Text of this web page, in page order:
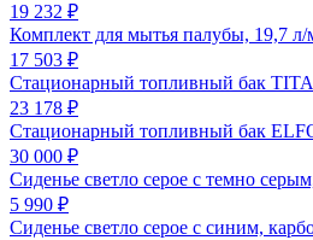
19 232 ₽
Комплект для мытья палубы, 19,7 л/
17 503 ₽
Стационарный топливный бак
23 178 ₽
Стационарный топливный бак
30 000 ₽
Сиденье светло серое с темно
5 990 ₽
Сиденье светло серое с синим,